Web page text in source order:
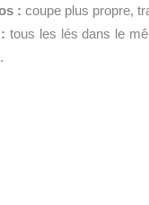
: coupe plus propre,
tous les lés dans le